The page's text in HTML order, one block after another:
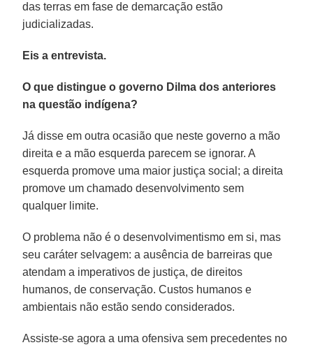
das terras em fase de demarcação estão
judicializadas.
Eis a entrevista.
O que distingue o governo Dilma dos anteriores
na questão indígena?
Já disse em outra ocasião que neste governo a mão
direita e a mão esquerda parecem se ignorar. A
esquerda promove uma maior justiça social; a direita
promove um chamado desenvolvimento sem
qualquer limite.
O problema não é o desenvolvimentismo em si, mas
seu caráter selvagem: a ausência de barreiras que
atendam a imperativos de justiça, de direitos
humanos, de conservação. Custos humanos e
ambientais não estão sendo considerados.
Assiste-se agora a uma ofensiva sem precedentes no